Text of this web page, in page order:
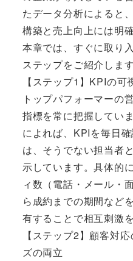
たデータ分析によると
構築と売上向上には明
本章では、すぐに取り
ステップをご紹介します
【ステップ1】KPIの可
トップパフォーマーの
指標を常に把握してい
によれば、KPIを毎日
は、そうでない担当者
示しています。具体的
ィ数（電話・メール・
ら成約までの期間など
有することで相互刺激
【ステップ2】顧客対
ズの両立